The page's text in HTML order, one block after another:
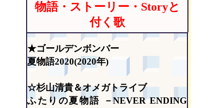
物語・ストーリー・Storyと
付く歌
★ゴールデンボンバー
夏物語2020(2020年)
☆杉山清貴＆オメガトライブ
ふたりの夏物語 －NEVER ENDING